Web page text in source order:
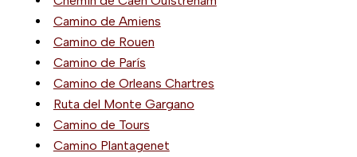
Camino de Amiens
Camino de Rouen
Camino de París
Camino de Orleans Chartres
Ruta del Monte Gargano
Camino de Tours
Camino Plantagenet